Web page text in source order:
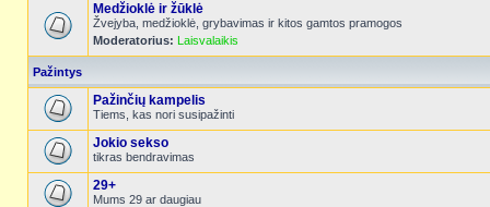
Medžioklė ir žūklė
Žvejyba, medžioklė, grybavimas ir kitos gamtos pramogos
Moderatorius: Laisvalaikis
Pažintys
Pažinčių kampelis
Tiems, kas nori susipažinti
Jokio sekso
tikras bendravimas
29+
Mums 29 ar daugiau